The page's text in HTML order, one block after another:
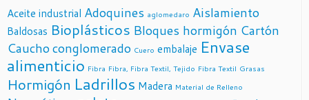
Cuero fabricados con residuos de cultivos de piña –
Piñatex
> Envases de uso alimenticio
Papel de residuos agrícolas – Paperwise
Vajillas de residuos de la caña de azucar – Pacovis
Vajillas y Bandejas de hojas de Palma – Pacovis
> Papel y Cartón
Papel de residuos agrícolas – Paperwise
> Madera
Compraventa de Palets Industriales – Lopez Carceller
> Embalajes
Aceite industrial Adoquines aglomedaro Aislamiento
Baldosas Bioplásticos Bloques hormigón Cartón
Cauchoconglomerado Cuero embalaje Envase
alimenticio Fibra Fibra, Fibra Textil, Tejido Fibra Textil Grasas
Hormigón Ladrillos Madera Material de Relleno